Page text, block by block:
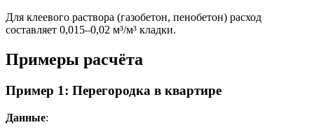
Для клеевого раствора (газобетон, пенобетон) расход
составляет 0,015–0,02 м³/м³ кладки.
Примеры расчёта
Пример 1: Перегородка в квартире
Данные: